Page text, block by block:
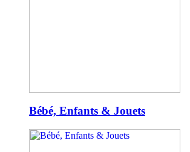
Bébé, Enfants & Jouets